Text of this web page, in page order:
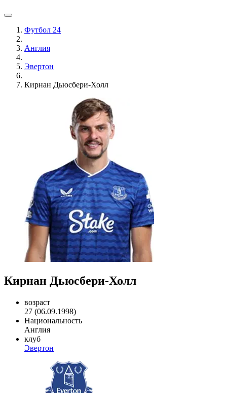
Футбол 24
Англия
Эвертон
Кирнан Дьюсбери-Холл
Кирнан Дьюсбери-Холл
возраст
27 (06.09.1998)
Национальность
Англия
клуб
Эвертон